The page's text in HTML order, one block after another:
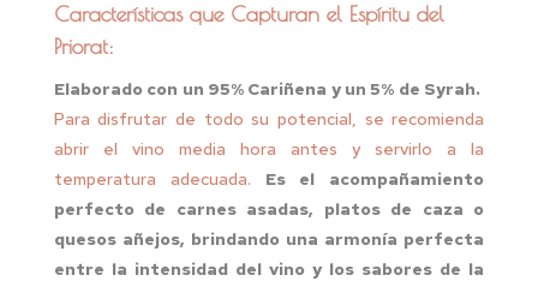
Características que Capturan el Espíritu del
Priorat:
Elaborado con un 95% Cariñena y un 5% de Syrah.
Para disfrutar de todo su potencial, se recomienda
abrir el vino media hora antes y servirlo a la
temperatura adecuada. Es el acompañamiento
perfecto de carnes asadas, platos de caza o
quesos añejos, brindando una armonía perfecta
entre la intensidad del vino y los sabores de la